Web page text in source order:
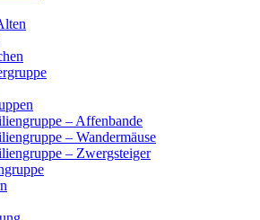
– Affenbande
– Wandermäuse
– Zwergsteiger